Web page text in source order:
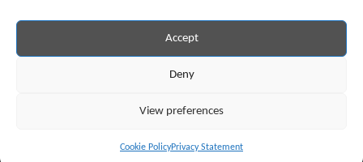
Accept
Deny
View preferences
Cookie PolicyPrivacy Statement
Продолжая, вы соглашаетесь с нашей политикой
Copyright © 2024 All Rights Reserved by